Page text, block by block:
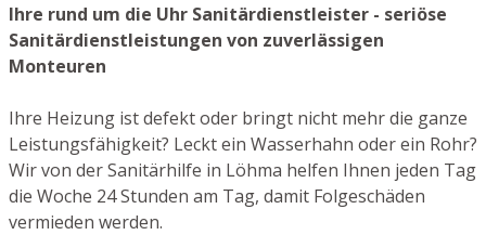
Ihre rund um die Uhr Sanitärdienstleister - seriöse
Sanitärdienstleistungen von zuverlässigen
Monteuren
Ihre Heizung ist defekt oder bringt nicht mehr die ganze
Leistungsfähigkeit? Leckt ein Wasserhahn oder ein Rohr?
Wir von der Sanitärhilfe in Löhma helfen Ihnen jeden Tag
die Woche 24 Stunden am Tag, damit Folgeschäden
vermieden werden.